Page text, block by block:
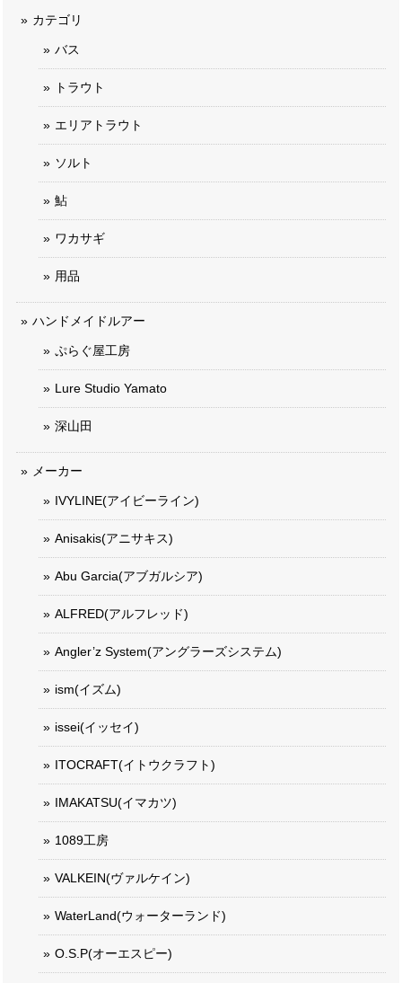
カテゴリ
バス
トラウト
エリアトラウト
ソルト
鮎
ワカサギ
用品
ハンドメイドルアー
ぷらぐ屋工房
Lure Studio Yamato
深山田
メーカー
IVYLINE(アイビーライン)
Anisakis(アニサキス)
Abu Garcia(アブガルシア)
ALFRED(アルフレッド)
Angler’z System(アングラーズシステム)
ism(イズム)
issei(イッセイ)
ITOCRAFT(イトウクラフト)
IMAKATSU(イマカツ)
1089工房
VALKEIN(ヴァルケイン)
WaterLand(ウォーターランド)
O.S.P(オーエスピー)